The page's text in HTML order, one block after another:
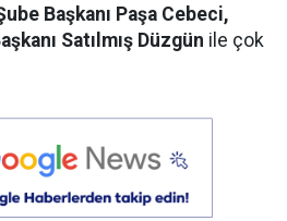
Başkanı Paşa Cebeci,
Satılmış Düzgün ile çok